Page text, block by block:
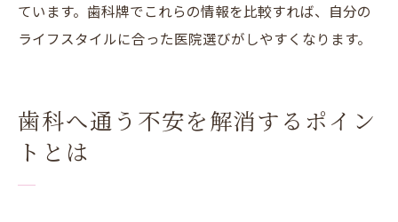
ています。歯科牌でこれらの情報を比較すれば、自分の
ライフスタイルに合った医院選びがしやすくなります。
歯科へ通う不安を解消するポイン
トとは